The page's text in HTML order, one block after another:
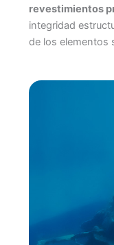
revestimientos
integridad
de los elementos